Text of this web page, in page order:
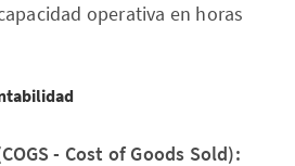
operativa en horas
- Cost of Goods Sold):